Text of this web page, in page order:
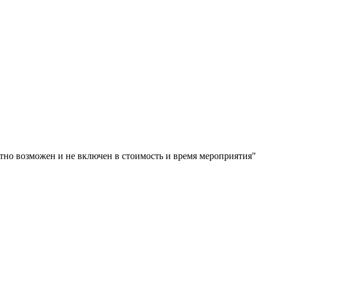
возможен и не включен в стоимость и время мероприятия"